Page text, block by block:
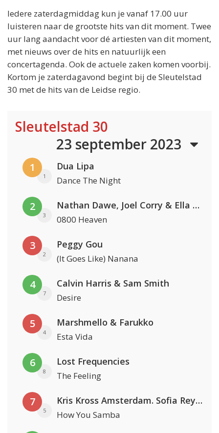
Iedere zaterdagmiddag kun je vanaf 17.00 uur
luisteren naar de grootste hits van dit moment. Twee
uur lang aandacht voor dé artiesten van dit moment,
met nieuws over de hits en natuurlijk een
concertagenda. Ook de actuele zaken komen voorbij.
Kortom je zaterdagavond begint bij de Sleutelstad
30 met de hits van de Leidse regio.
Sleutelstad 30
23 september 2023
1
1
Dua Lipa
Dance The Night
2
3
Nathan Dawe, Joel Corry & Ella Henderson
0800 Heaven
3
2
Peggy Gou
(It Goes Like) Nanana
4
7
Calvin Harris & Sam Smith
Desire
5
4
Marshmello & Farukko
Esta Vida
6
8
Lost Frequencies
The Feeling
7
5
Kris Kross Amsterdam. Sofia Reyes & Tinie Tempah
How You Samba